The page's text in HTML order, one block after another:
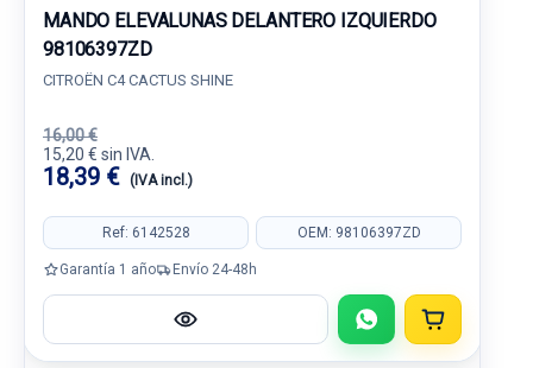
MANDO ELEVALUNAS DELANTERO IZQUIERDO
98106397ZD
CITROËN C4 CACTUS SHINE
16,00 €
15,20 € sin IVA.
18,39 € (IVA incl.)
Ref: 6142528 OEM: 98106397ZD
Garantía 1 año Envío 24-48h